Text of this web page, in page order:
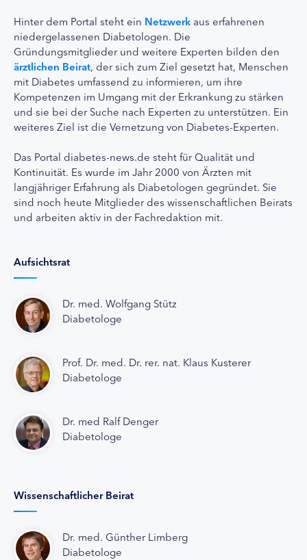
Hinter dem Portal steht ein Netzwerk aus erfahrenen
niedergelassenen Diabetologen. Die
Gründungsmitglieder und weitere Experten bilden den
ärztlichen Beirat, der sich zum Ziel gesetzt hat, Menschen
mit Diabetes umfassend zu informieren, um ihre
Kompetenzen im Umgang mit der Erkrankung zu stärken
und sie bei der Suche nach Experten zu unterstützen. Ein
weiteres Ziel ist die Vernetzung von Diabetes-Experten.
Das Portal diabetes-news.de steht für Qualität und
Kontinuität. Es wurde im Jahr 2000 von Ärzten mit
langjähriger Erfahrung als Diabetologen gegründet. Sie
sind noch heute Mitglieder des wissenschaftlichen Beirats
und arbeiten aktiv in der Fachredaktion mit.
Aufsichtsrat
Dr. med. Wolfgang Stütz
Diabetologe
Prof. Dr. med. Dr. rer. nat. Klaus Kusterer
Diabetologe
Dr. med Ralf Denger
Diabetologe
Wissenschaftlicher Beirat
Dr. med. Günther Limberg
Diabetologe